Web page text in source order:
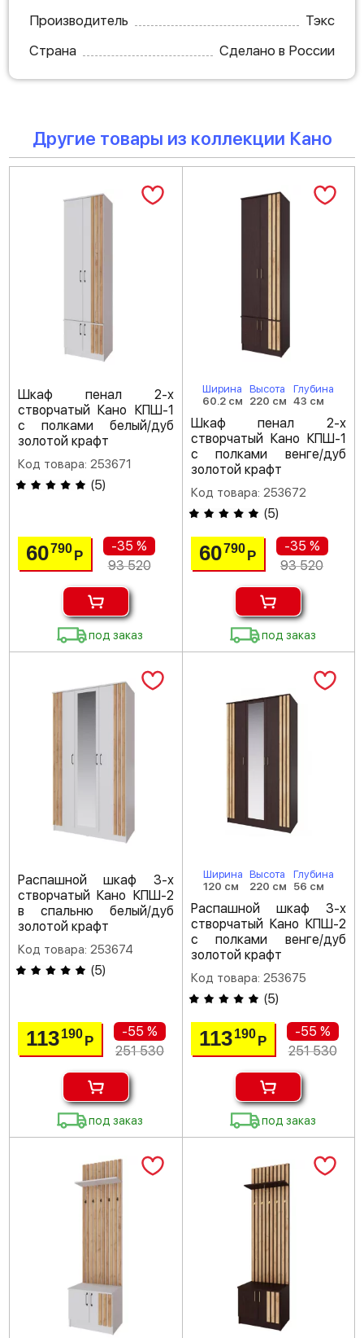
Производитель
Тэкс
Страна
Сделано в России
Другие товары из коллекции Кано
Шкаф пенал 2-х
створчатый Кано КПШ-1
с полками белый/дуб
золотой крафт
Код товара: 253671
(5)
60790Р
-35 %
93 520
под заказ
Ширина
60.2 см
Высота
220 см
Глубина
43 см
Шкаф пенал 2-х
створчатый Кано КПШ-1
с полками венге/дуб
золотой крафт
Код товара: 253672
(5)
60790 Р
-35 %
93 520
под заказ
Распашной шкаф 3-х
створчатый Кано КПШ-2
в спальню белый/дуб
золотой крафт
Код товара: 253674
(5)
113190Р
-55 %
251 530
под заказ
Ширина
120 см
Высота
220 см
Глубина
56 см
Распашной шкаф 3-х
створчатый Кано КПШ-2
с полками венге/дуб
золотой крафт
Код товара: 253675
(5)
113 190 Р
-55 %
251 530
под заказ